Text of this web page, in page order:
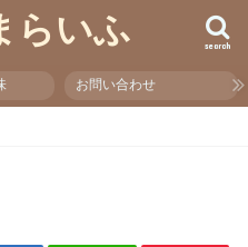
らいふ search
お問い合わせ